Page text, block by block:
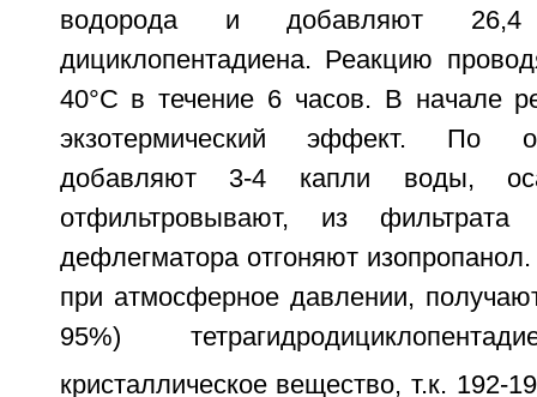
водорода и добавляют
дициклопентадиена. Реакцию
40°C в течение 6 часов. В начале
экзотермический эффект. По
добавляют 3-4 капли воды,
отфильтровывают, из фильтрата
дефлегматора отгоняют
при атмосферное давлении,
95%)
кристаллическое вещество, т.к. 192-